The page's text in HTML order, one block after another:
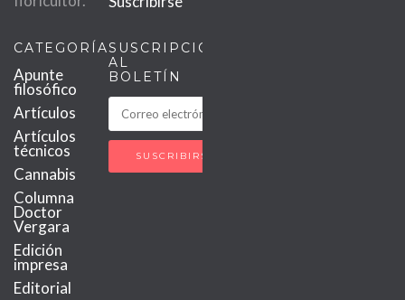
CATEGORÍAS
Apunte
filosófico
Artículos
Artículos
técnicos
Cannabis
Columna
Doctor
Vergara
Edición
impresa
Editorial
SUSCRIPCIÓN
AL
BOLETÍN